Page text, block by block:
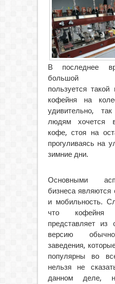
В последнее
большой
пользуется
кофейня на
удивительно,
людям хочется
кофе, стоя на
прогуливаясь на
зимние дни.
Основными
бизнеса являются
и мобильность.
что кофейня
представляет из
версию
заведения,
популярны во
нельзя не
данном деле,